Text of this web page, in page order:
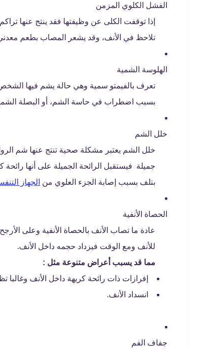
الفشل الكلوي المزمن
إذا توقفت الكلى عن وظيفتها فقد ينتج عنها
تلاحظ في الأنف، وقد يشعر المصاب بطعم
الهلوسة الشمية
تعرف بالفيمتو سمية وهي حالة يشم فيها
بسبب اضطراب في حاسة الشم، أو البصلة
خلل الشم
خلل الشم يعتبر مشكلة صحية تنتج عنها شم
جميلة فيستقبل الرائحة الجميلة على أنها
بتلف بسبب إصابة الجزء العلوي من الجهاز
الحصاة الأنفية
عادة ما تصاب الأنف بالحصاة الأنفية وعلى
للأنف ومع الوقت فيزداد حجمه داخل الأنف.
مما قد يسبب أعراض متنوعة مثل :
إفرازات ذات رائحة كريهة داخل الأنف وغالبا
انسداد الأنف.
جفاف الفم